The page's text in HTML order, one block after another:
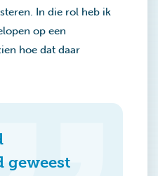
In die rol heb ik
op een
hoe dat daar
geweest